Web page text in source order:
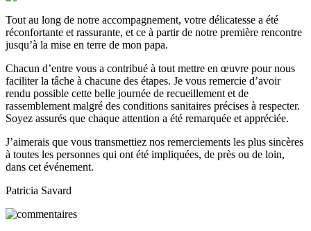
Tout au long de notre accompagnement, votre délicatesse a été
réconfortante et rassurante, et ce à partir de notre première rencontre
jusqu’à la mise en terre de mon papa.
Chacun d’entre vous a contribué à tout mettre en œuvre pour nous
faciliter la tâche à chacune des étapes. Je vous remercie d’avoir
rendu possible cette belle journée de recueillement et de
rassemblement malgré des conditions sanitaires précises à respecter.
Soyez assurés que chaque attention a été remarquée et appréciée.
J’aimerais que vous transmettiez nos remerciements les plus sincères
à toutes les personnes qui ont été impliquées, de près ou de loin,
dans cet événement.
Patricia Savard